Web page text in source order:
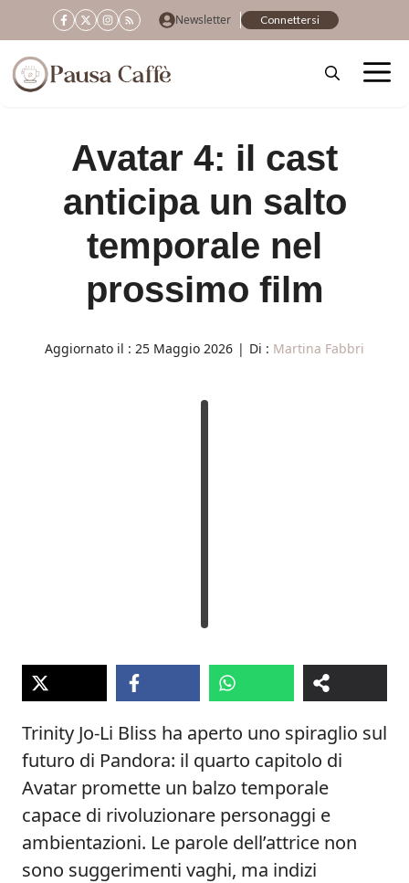
al
contenuto
Newsletter Connettersi
Avatar 4: il cast
anticipa un salto
temporale nel
prossimo film
Aggiornato il : 25 Maggio 2026 | Di : Martina Fabbri
Trinity Jo-Li Bliss ha aperto uno spiraglio sul
futuro di Pandora: il quarto capitolo di
Avatar promette un balzo temporale
capace di rivoluzionare personaggi e
ambientazioni. Le parole dell’attrice non
sono suggerimenti vaghi, ma indizi